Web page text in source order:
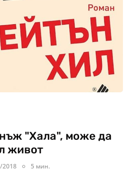
"Хала", може да
живот
2018 5 мин.